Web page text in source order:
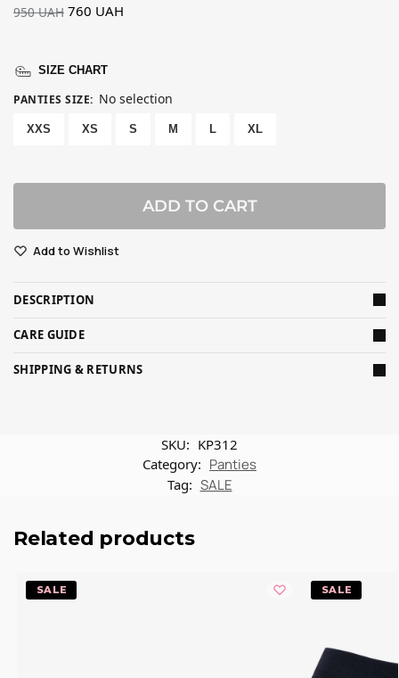
950UAH 760 UAH
SIZE CHART
PANTIES SIZE: No selection
XXS XS S M L XL
ADD TO CART
Add to Wishlist
DESCRIPTION
CARE GUIDE
SHIPPING & RETURNS
SKU: KP312
Category: Panties
Tag: SALE
Related products
-20% -20%